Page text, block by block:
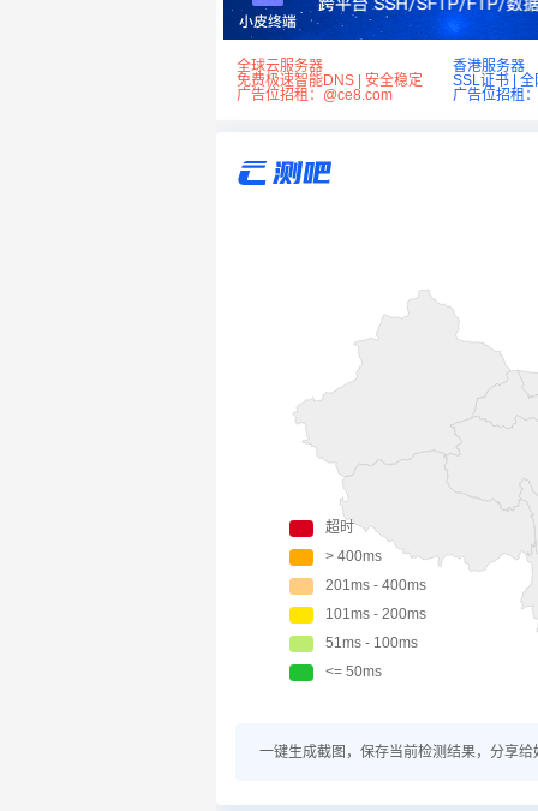
全球云服务器
香港服务器
免费极速智能DNS | 安全稳定
SSL证书 |
广告位招租：@ce8.com
广告位招租
一键生成截图，保存当前检测结果，分享给